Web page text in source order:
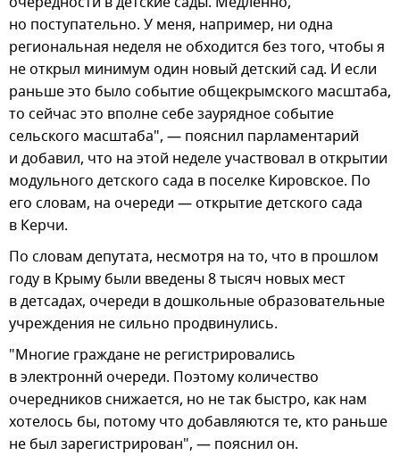
но поступательно. У меня, например, ни одна
региональная неделя не обходится без того, чтобы я
не открыл минимум один новый детский сад. И если
раньше это было событие общекрымского масштаба,
то сейчас это вполне себе заурядное событие
сельского масштаба", — пояснил парламентарий
и добавил, что на этой неделе участвовал в открытии
модульного детского сада в поселке Кировское. По
его словам, на очереди — открытие детского сада
в Керчи.
По словам депутата, несмотря на то, что в прошлом
году в Крыму были введены 8 тысяч новых мест
в детсадах, очереди в дошкольные образовательные
учреждения не сильно продвинулись.
"Многие граждане не регистрировались
в электроннй очереди. Поэтому количество
очередников снижается, но не так быстро, как нам
хотелось бы, потому что добавляются те, кто раньше
не был зарегистрирован", — пояснил он.